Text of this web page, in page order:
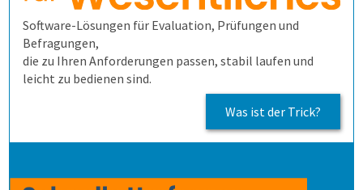
Team
Firma
Evaluation
Wofür ist es gut?
Wer erfährt was, und wie?
Prüfungen
Software-Lösungen für Evaluation, Prüfungen und
Befragungen,
die zu Ihren Anforderungen passen, stabil laufen und
leicht zu bedienen sind.
Was ist der Trick?